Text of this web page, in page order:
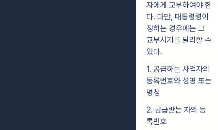
자에게 교부하여야 한
다. 다만, 대통령령이
정하는 경우에는 그
교부시기를 달리할 수
있다.
1. 공급하는 사업자의
등록번호와 성명 또는
명칭
2. 공급받는 자의 등
록번호